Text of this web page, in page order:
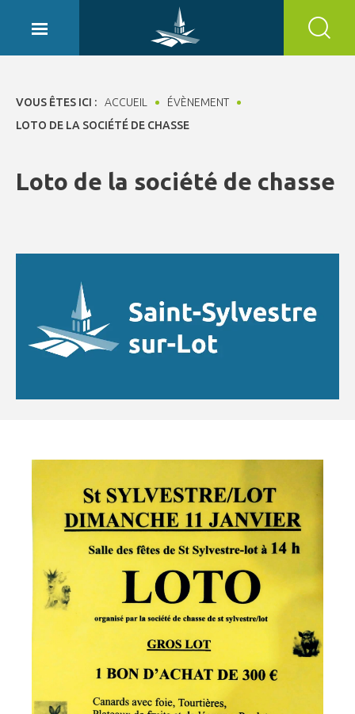
VOUS ÊTES ICI : ACCUEIL
ÉVÈNEMENT
LOTO DE LA SOCIÉTÉ DE CHASSE
Loto de la société de chasse
Panneau de gestion des cookies